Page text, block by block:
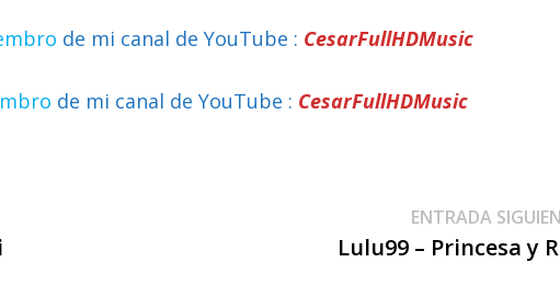
de mi canal de YouTube : CesarFullHDMusic
de mi canal de YouTube : CesarFullHDMusic
ENTRADA
Lulu99 – Princesa y